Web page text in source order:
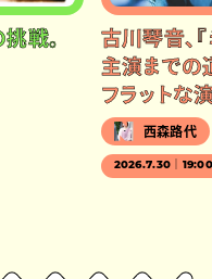
戦。
古川琴音、
主演までの
フラットな
西森路代
2026.7.30｜